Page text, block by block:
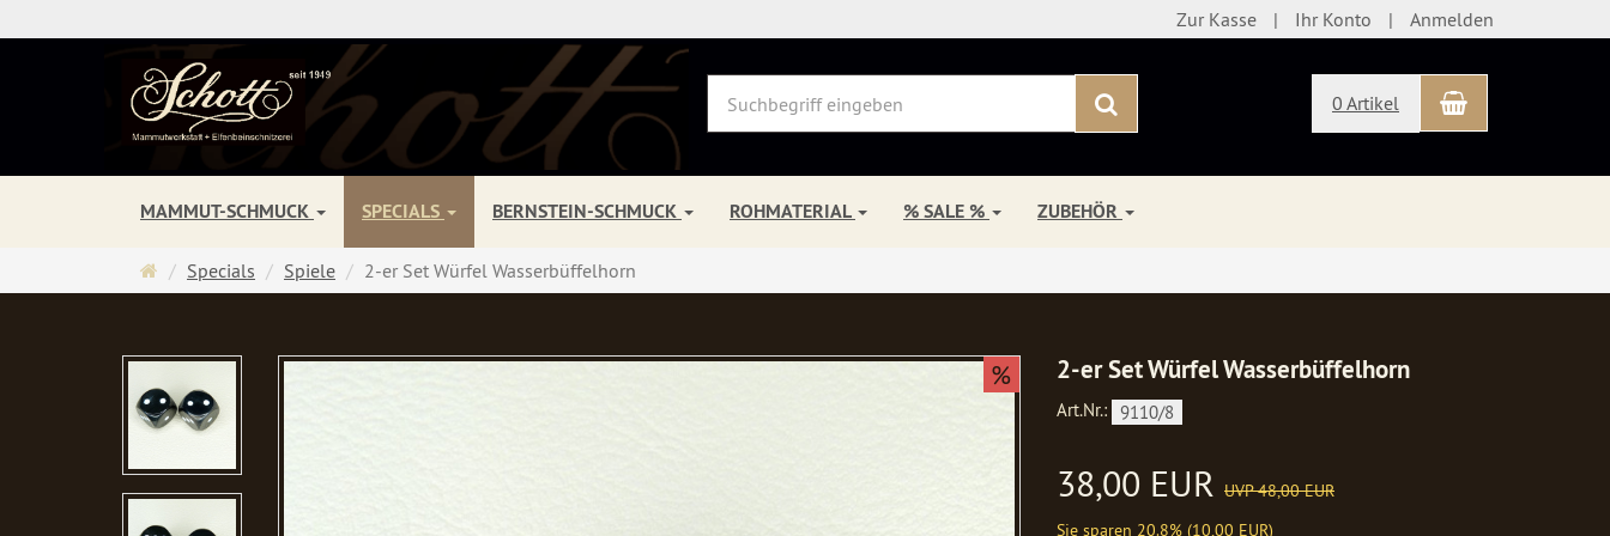
Zur Kasse Ihr Konto Anmelden
0 Artikel Warenkorb
MAMMUT-SCHMUCK SPECIALS BERNSTEIN-SCHMUCK ROHMATERIAL % SALE % ZUBEHÖR
Startseite
Specials Spiele 2-er Set Würfel Wasserbüffelhorn
% 2-er Set Würfel Wasserbüffelhorn
Art.Nr.: 9110/8
38,00 EUR UVP 48,00 EUR
Sie sparen 20.8% (10,00 EUR)